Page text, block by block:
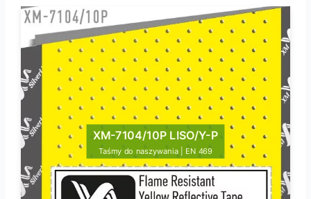
XM-7104/10P LISO/Y-P
Taśmy do naszywania | EN 469